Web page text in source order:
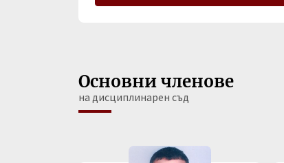
Основни членове
на дисциплинарен съд